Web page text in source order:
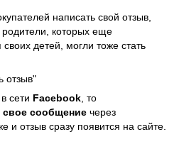
написать свой отзыв,
которых еще
детей, могли тоже стать
отзыв"
сети Facebook , то
свое сообщение через
и отзыв сразу появится на сайте.